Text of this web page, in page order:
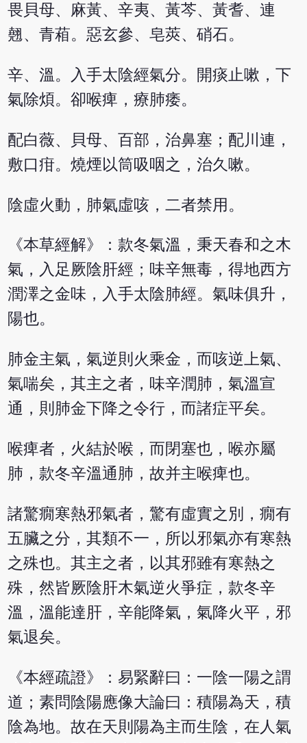
畏貝母、麻黃、辛夷、黃芩、黃耆、連
翹、青葙。惡玄參、皂莢、硝石。
辛、溫。入手太陰經氣分。開痰止嗽，下
氣除煩。卻喉痺，療肺痿。
配白薇、貝母、百部，治鼻塞；配川連，
敷口疳。燒煙以筒吸咽之，治久嗽。
陰虛火動，肺氣虛咳，二者禁用。
《本草經解》：款冬氣溫，秉天春和之木
氣，入足厥陰肝經；味辛無毒，得地西方
潤澤之金味，入手太陰肺經。氣味俱升，
陽也。
肺金主氣，氣逆則火乘金，而咳逆上氣、
氣喘矣，其主之者，味辛潤肺，氣溫宣
通，則肺金下降之令行，而諸症平矣。
喉痺者，火結於喉，而閉塞也，喉亦屬
肺，款冬辛溫通肺，故并主喉痺也。
諸驚癇寒熱邪氣者，驚有虛實之別，癇有
五臟之分，其類不一，所以邪氣亦有寒熱
之殊也。其主之者，以其邪雖有寒熱之
殊，然皆厥陰肝木氣逆火爭症，款冬辛
溫，溫能達肝，辛能降氣，氣降火平，邪
氣退矣。
《本經疏證》：易緊辭曰：一陰一陽之謂
道；素問陰陽應像大論曰：積陽為天，積
陰為地。故在天則陽為主而生陰，在人氣